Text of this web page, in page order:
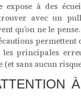
expose à des
avec un
qu’on ne le
permettent
les principales
sans aucun